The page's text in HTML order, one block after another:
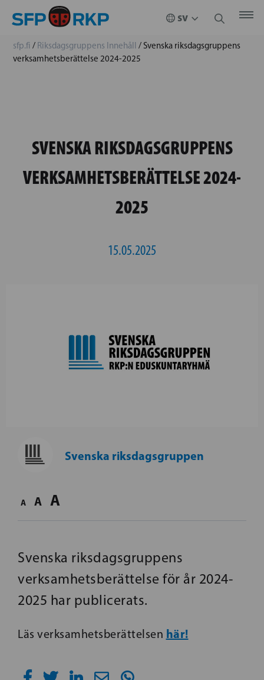
sfp.fi / Riksdagsgruppens Innehåll / Svenska riksdagsgruppens
verksamhetsberättelse 2024-2025
SVENSKA RIKSDAGSGRUPPENS
VERKSAMHETSBERÄTTELSE 2024-
2025
15.05.2025
Svenska riksdagsgruppen
A A A
Svenska riksdagsgruppens
verksamhetsberättelse för år 2024-
2025 har publicerats.
Läs verksamhetsberättelsen här!